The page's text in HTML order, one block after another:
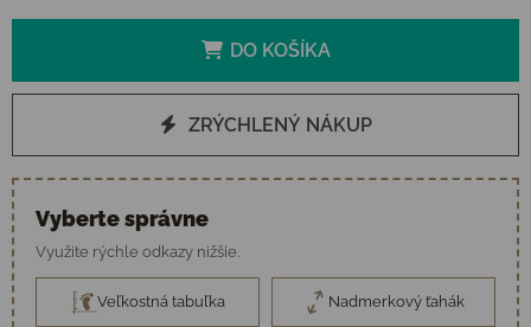
DO KOŠÍKA
ZRÝCHLENÝ NÁKUP
Vyberte správne
Využite rýchle odkazy nižšie.
Veľkostná tabuľka Nadmerkový ťahák